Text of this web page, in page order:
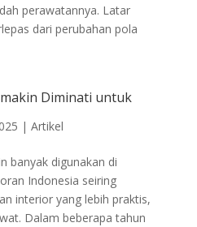
perawatannya. Latar
dari perubahan pola
Diminati untuk
| Artikel
banyak digunakan di
Indonesia seiring
interior yang lebih praktis,
Dalam beberapa tahun